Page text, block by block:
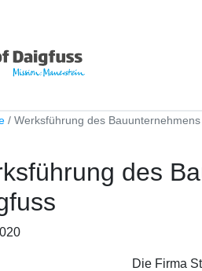
Werksführung des
des
Die Firma